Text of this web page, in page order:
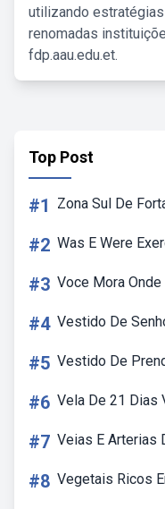
utilizando
renomadas
fdp.aau.edu.et.
Top Post
#1 Zona Sul De
#2 Was E Were
#3 Voce Mora
#4 Vestido De
#5 Vestido De
#6 Vela De 21 Dias
#7 Veias E Arterias
#8 Vegetais Ricos